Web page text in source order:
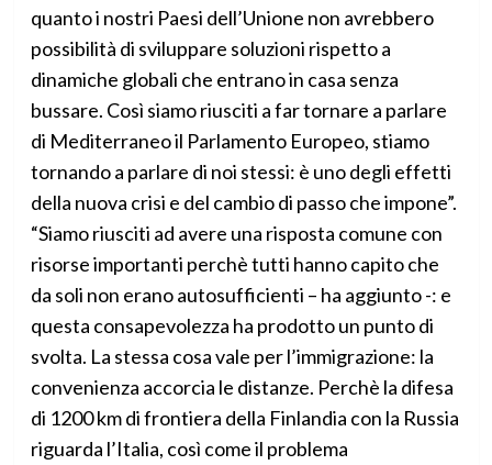
quanto i nostri Paesi dell’Unione non avrebbero
possibilità di sviluppare soluzioni rispetto a
dinamiche globali che entrano in casa senza
bussare. Così siamo riusciti a far tornare a parlare
di Mediterraneo il Parlamento Europeo, stiamo
tornando a parlare di noi stessi: è uno degli effetti
della nuova crisi e del cambio di passo che impone”.
“Siamo riusciti ad avere una risposta comune con
risorse importanti perchè tutti hanno capito che
da soli non erano autosufficienti – ha aggiunto -: e
questa consapevolezza ha prodotto un punto di
svolta. La stessa cosa vale per l’immigrazione: la
convenienza accorcia le distanze. Perchè la difesa
di 1200 km di frontiera della Finlandia con la Russia
riguarda l’Italia, così come il problema